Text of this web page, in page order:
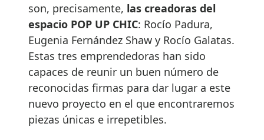
son, precisamente, las creadoras del
espacio POP UP CHIC: Rocío Padura,
Eugenia Fernández Shaw y Rocío Galatas.
Estas tres emprendedoras han sido
capaces de reunir un buen número de
reconocidas firmas para dar lugar a este
nuevo proyecto en el que encontraremos
piezas únicas e irrepetibles.